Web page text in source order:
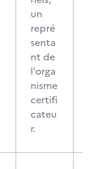
un
repré
senta
nt de
l'orga
nisme
certifi
cateu
r.